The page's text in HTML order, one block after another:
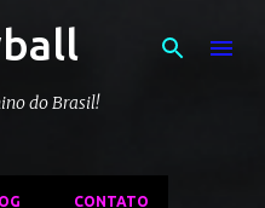
principal
do Brasil!
CONTATO